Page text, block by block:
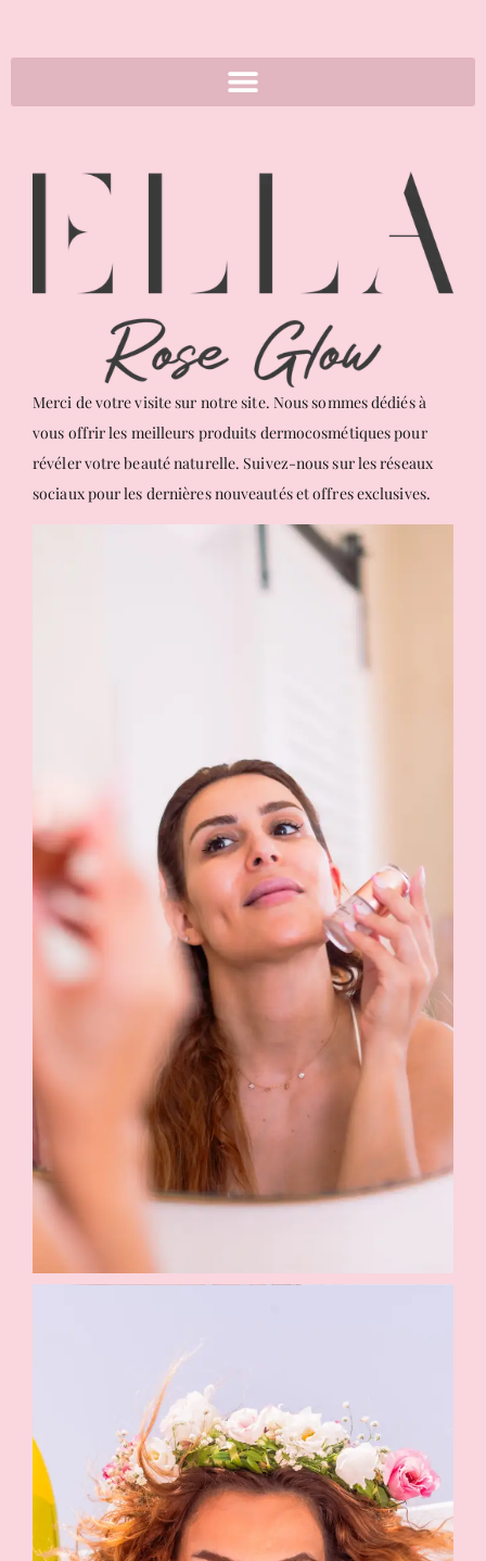
Merci de votre visite sur notre site. Nous sommes dédiés à
vous offrir les meilleurs produits dermocosmétiques pour
révéler votre beauté naturelle. Suivez-nous sur les réseaux
sociaux pour les dernières nouveautés et offres exclusives.